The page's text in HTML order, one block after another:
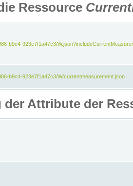
Ressource
b9c4-923e7f1a47c3/
b9c4-923e7f1a47c3/W/currentmeasurement.json
der Attribute der